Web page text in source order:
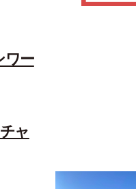
ワー
ャ